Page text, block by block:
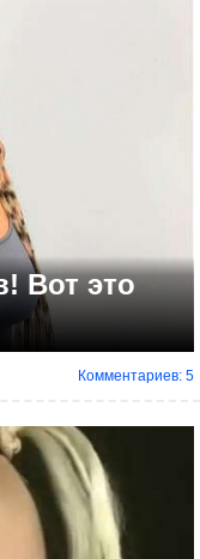
Вот это
Комментариев: 5